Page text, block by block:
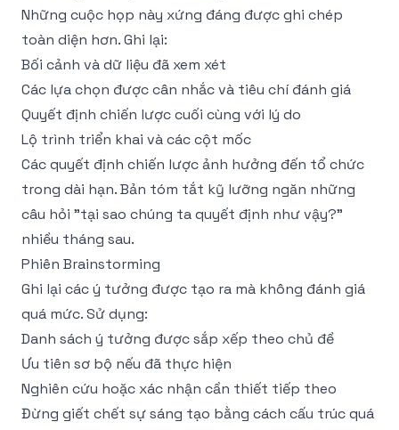
Những cuộc họp này xứng đáng được ghi chép
toàn diện hơn. Ghi lại:
Bối cảnh và dữ liệu đã xem xét
Các lựa chọn được cân nhắc và tiêu chí đánh giá
Quyết định chiến lược cuối cùng với lý do
Lộ trình triển khai và các cột mốc
Các quyết định chiến lược ảnh hưởng đến tổ chức
trong dài hạn. Bản tóm tắt kỹ lưỡng ngăn những
câu hỏi "tại sao chúng ta quyết định như vậy?"
nhiều tháng sau.
Phiên Brainstorming
Ghi lại các ý tưởng được tạo ra mà không đánh giá
quá mức. Sử dụng:
Danh sách ý tưởng được sắp xếp theo chủ đề
Ưu tiên sơ bộ nếu đã thực hiện
Nghiên cứu hoặc xác nhận cần thiết tiếp theo
Đừng giết chết sự sáng tạo bằng cách cấu trúc quá